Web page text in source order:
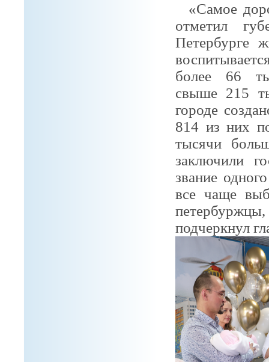
«Самое
отметил
Петербурге
более 66
свыше 215
городе
814 из них
тысячи
заключили
звание
все чаще
подчеркнул